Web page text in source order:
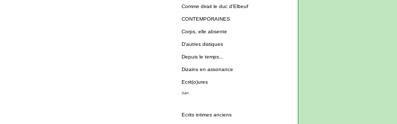
Comme dirait le duc d'Elbeuf
CONTEMPORAINES
Corps, elle absente
D'autres distiques
Depuis le temps...
Dizains en assonance
Ecrit(o)ures
Juin
Ecrits intimes anciens